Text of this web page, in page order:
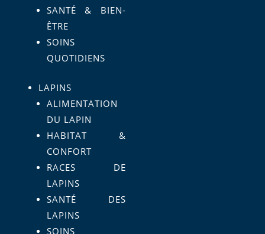
SANTÉ & BIEN-
ÊTRE
SOINS
QUOTIDIENS
LAPINS
ALIMENTATION
DU LAPIN
HABITAT &
CONFORT
RACES DE
LAPINS
SANTÉ DES
LAPINS
SOINS